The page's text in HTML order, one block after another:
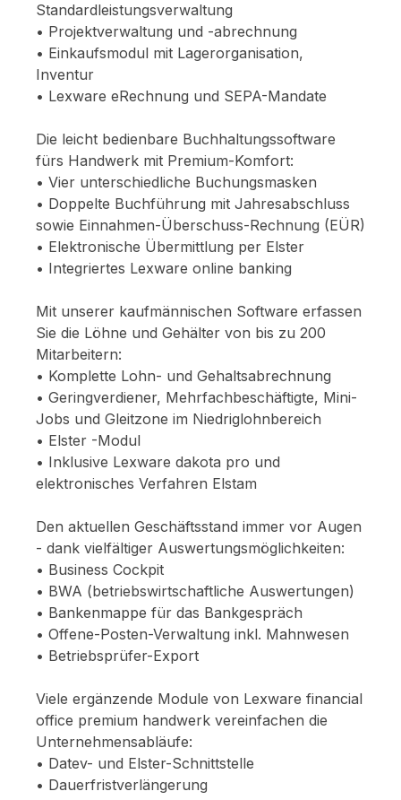
Standardleistungsverwaltung
• Projektverwaltung und -abrechnung
• Einkaufsmodul mit Lagerorganisation,
Inventur
• Lexware eRechnung und SEPA-Mandate
Die leicht bedienbare Buchhaltungssoftware
fürs Handwerk mit Premium-Komfort:
• Vier unterschiedliche Buchungsmasken
• Doppelte Buchführung mit Jahresabschluss
sowie Einnahmen-Überschuss-Rechnung (EÜR)
• Elektronische Übermittlung per Elster
• Integriertes Lexware online banking
Mit unserer kaufmännischen Software erfassen
Sie die Löhne und Gehälter von bis zu 200
Mitarbeitern:
• Komplette Lohn- und Gehaltsabrechnung
• Geringverdiener, Mehrfachbeschäftigte, Mini-
Jobs und Gleitzone im Niedriglohnbereich
• Elster -Modul
• Inklusive Lexware dakota pro und
elektronisches Verfahren Elstam
Den aktuellen Geschäftsstand immer vor Augen
- dank vielfältiger Auswertungsmöglichkeiten:
• Business Cockpit
• BWA (betriebswirtschaftliche Auswertungen)
• Bankenmappe für das Bankgespräch
• Offene-Posten-Verwaltung inkl. Mahnwesen
• Betriebsprüfer-Export
Viele ergänzende Module von Lexware financial
office premium handwerk vereinfachen die
Unternehmensabläufe:
• Datev- und Elster-Schnittstelle
• Dauerfristverlängerung